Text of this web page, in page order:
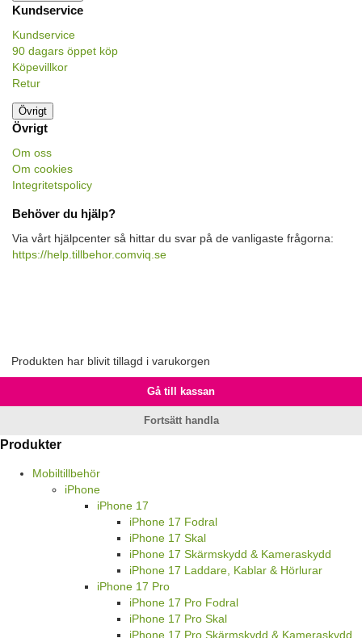
Kundservice
Kundservice
90 dagars öppet köp
Köpevillkor
Retur
Övrigt
Övrigt
Om oss
Om cookies
Integritetspolicy
Behöver du hjälp?
Via vårt hjälpcenter så hittar du svar på de vanligaste frågorna:
https://help.tillbehor.comviq.se
Produkten har blivit tillagd i varukorgen
Gå till kassan
Fortsätt handla
Produkter
Mobiltillbehör
iPhone
iPhone 17
iPhone 17 Fodral
iPhone 17 Skal
iPhone 17 Skärmskydd & Kameraskydd
iPhone 17 Laddare, Kablar & Hörlurar
iPhone 17 Pro
iPhone 17 Pro Fodral
iPhone 17 Pro Skal
iPhone 17 Pro Skärmskydd & Kameraskydd